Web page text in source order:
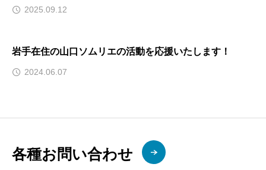
2025.09.12
岩手在住の山口ソムリエの活動を応援いたします！
2024.06.07
各種お問い合わせ